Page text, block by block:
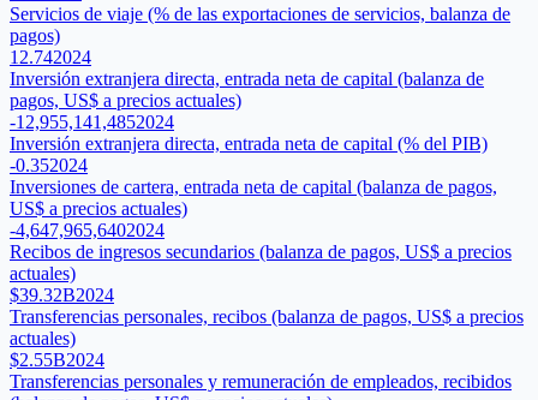
Servicios de viaje (% de las exportaciones de servicios, balanza de
pagos)
12.742024
Inversión extranjera directa, entrada neta de capital (balanza de
pagos, US$ a precios actuales)
-12,955,141,4852024
Inversión extranjera directa, entrada neta de capital (% del PIB)
-0.352024
Inversiones de cartera, entrada neta de capital (balanza de pagos,
US$ a precios actuales)
-4,647,965,6402024
Recibos de ingresos secundarios (balanza de pagos, US$ a precios
actuales)
$39.32B2024
Transferencias personales, recibos (balanza de pagos, US$ a precios
actuales)
$2.55B2024
Transferencias personales y remuneración de empleados, recibidos